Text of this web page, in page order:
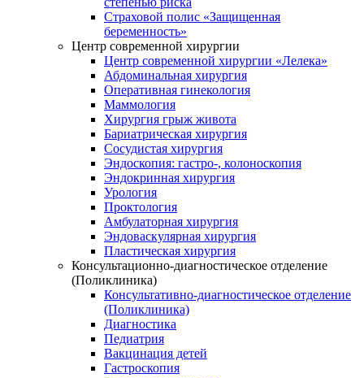
Страховой полис «Защищенная
беременность»
Центр современной хирургии
Центр современной хирургии «Лелека»
Абдоминальная хирургия
Оперативная гинекология
Маммология
Хирургия грыж живота
Бариатрическая хирургия
Сосудистая хирургия
Эндоскопия: гастро-, колоноскопия
Эндокринная хирургия
Урология
Проктология
Амбулаторная хирургия
Эндоваскулярная хирургия
Пластическая хирургия
Консультационно-диагностическое отделение
(Поликлиника)
Консультативно-диагностическое отделение
(Поликлиника)
Диагностика
Педиатрия
Вакцинация детей
Гастроскопия